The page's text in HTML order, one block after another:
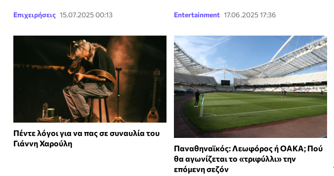
Επιχειρήσεις 15.07.2025 00:13 Entertainment 17.06.2025 17:36
Πέντε λόγοι για να πας σε συναυλία του
Γιάννη Χαρούλη
Παναθηναϊκός: Λεωφόρος ή ΟΑΚΑ; Πού
θα αγωνίζεται το «τριφύλλι» την
επόμενη σεζόν